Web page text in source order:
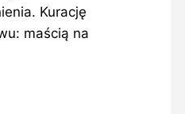
Kurację
maścią na